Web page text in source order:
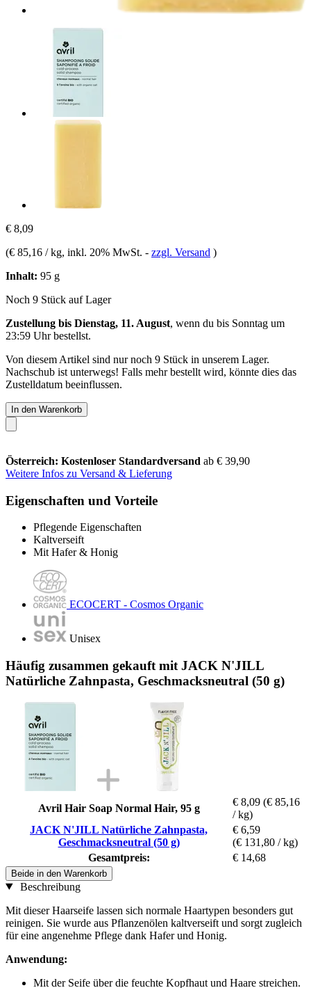
€ 8,09
(€ 85,16 / kg, inkl. 20% MwSt. - zzgl. Versand )
Inhalt: 95 g
Noch 9 Stück auf Lager
Zustellung bis Dienstag, 11. August, wenn du bis Sonntag um
23:59 Uhrbestellst.
Von diesem Artikel sind nur noch 9 Stück in unserem Lager.
Nachschub ist unterwegs! Falls mehr bestellt wird, könnte dies das
Zustelldatum beeinflussen.
In den Warenkorb
Österreich: Kostenloser Standardversand ab € 39,90
Weitere Infos zu Versand & Lieferung
Eigenschaften und Vorteile
Pflegende Eigenschaften
Kaltverseift
Mit Hafer & Honig
ECOCERT - Cosmos Organic
Unisex
Häufig zusammen gekauft mit JACK N'JILL
Natürliche Zahnpasta, Geschmacksneutral (50 g)
Avril Hair Soap Normal Hair, 95 g
€ 8,09 (€ 85,16
/ kg)
JACK N'JILL Natürliche Zahnpasta,
Geschmacksneutral (50 g)
€ 6,59
(€ 131,80 / kg)
Gesamtpreis:
€ 14,68
Beide in den Warenkorb
Beschreibung
Mit dieser Haarseife lassen sich normale Haartypen besonders gut
reinigen. Sie wurde aus Pflanzenölen kaltverseift und sorgt zugleich
für eine angenehme Pflege dank Hafer und Honig.
Anwendung:
Mit der Seife über die feuchte Kopfhaut und Haare streichen.